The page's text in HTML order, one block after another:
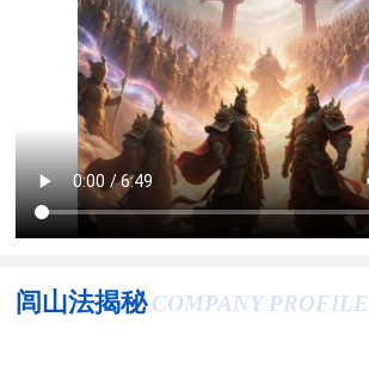
闾山法揭秘 COMPANY PROFILE